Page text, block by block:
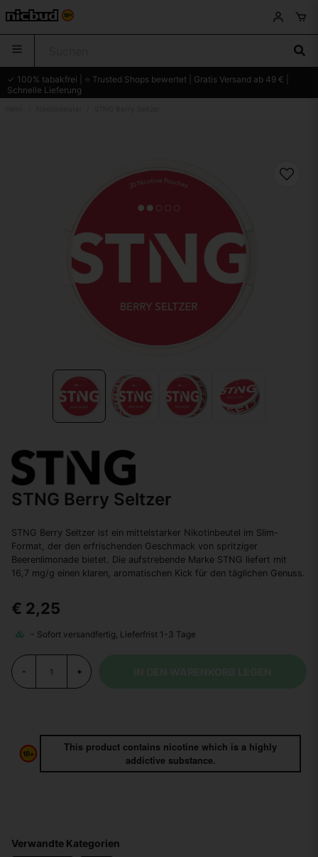
✓ 100% tabakfrei | ⭐ Trusted Shops bewertet | Gratis Versand ab 49 € |
Schnelle Lieferung
STNG Berry Seltzer
STNG Berry Seltzer ist ein mittelstarker Nikotinbeutel im Slim-
Format, der den erfrischenden Geschmack von spritziger
Beerenlimonade bietet. Die aufstrebende Marke STNG liefert mit
16,7 mg/g einen klaren, aromatischen Kick für den täglichen Genuss.
€ 2,25
- +
This product contains nicotine which is a highly
addictive substance.
Verwandte Kategorien